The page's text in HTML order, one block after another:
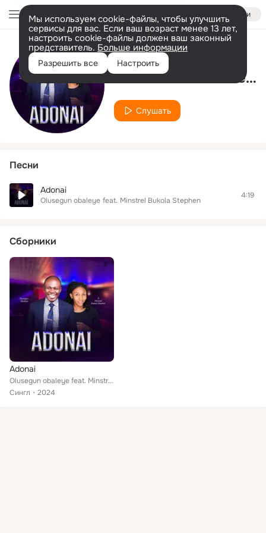
Войти
Мы используем cookie-файлы, чтобы улучшить
сервисы для вас. Если ваш возраст менее 13 лет,
настроить cookie-файлы должен ваш законный
представитель. Больше информации
Разрешить все Настроить
Исполнитель
Minstrel Bukola Stephen
Слушать
Песни
Adonai
Olusegun obaleye feat. Minstrel Bukola Stephen
4:19
Сборники
Adonai
Olusegun obaleye feat. Minstrel Bukola Stephen
Сингл
2024